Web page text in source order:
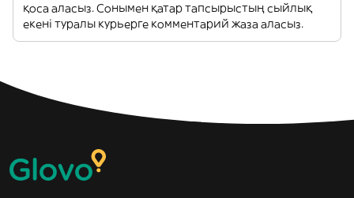
қоса аласыз. Сонымен қатар тапсырыстың сыйлық
екені туралы курьерге комментарий жаза аласыз.